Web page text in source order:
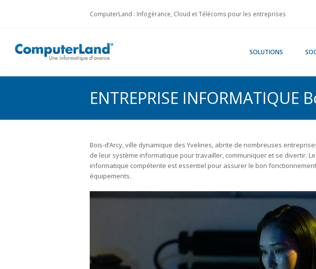
ComputerLand : Infogérance, Cloud et Télécoms pour les entreprises
SOLUTIONS
ENTREPRISE INFORMATIQUE
Bois-d’Arcy, ville dynamique des Yvelines, abrite de nombreuses
de leur système informatique pour travailler, communiquer et se divertir.
informatique compétente est essentiel pour assurer le bon
équipements.